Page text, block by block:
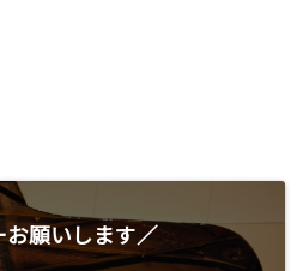
お願いします／